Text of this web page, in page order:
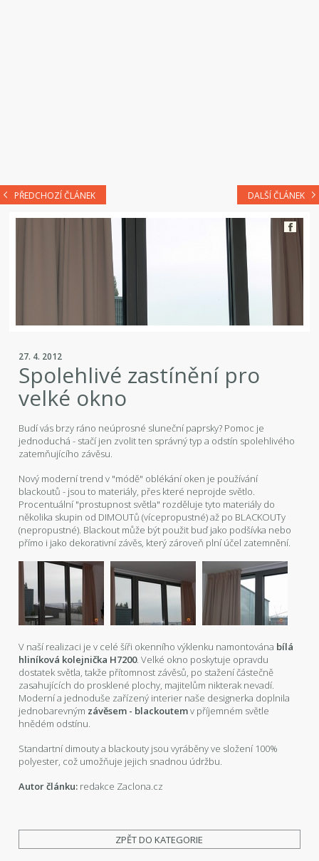
PŘEDCHOZÍ ČLÁNEK DALŠÍ ČLÁNEK
27. 4. 2012
Spolehlivé zastínění pro
velké okno
Budí vás brzy ráno neúprosné sluneční paprsky? Pomoc je
jednoduchá - stačí jen zvolit ten správný typ a odstín spolehlivého
zatemňujícího závěsu.
Nový moderní trend v "módě" oblékání oken je používání
blackoutů - jsou to materiály, přes které neprojde světlo.
Procentuální "prostupnost světla" rozděluje tyto materiály do
několika skupin od DIMOUTů (vícepropustné) až po BLACKOUTy
(nepropustné). Blackout může být použit buď jako podšívka nebo
přímo i jako dekorativní závěs, který zároveň plní účel zatemnění.
V naší realizaci je v celé šíři okenního výklenku namontována bílá
hliníková kolejnička H7200. Velké okno poskytuje opravdu
dostatek světla, takže přítomnost závěsů, po stažení částečně
zasahujících do prosklené plochy, majitelům nikterak nevadí.
Moderní a jednoduše zařízený interier naše designerka doplnila
jednobarevným závěsem - blackoutemv příjemném světle
hnědém odstínu.
Standartní dimouty a blackouty jsou vyráběny ve složení 100%
polyester, což umožňuje jejich snadnou údržbu.
Autor článku: redakce Zaclona.cz
ZPĚT DO KATEGORIE